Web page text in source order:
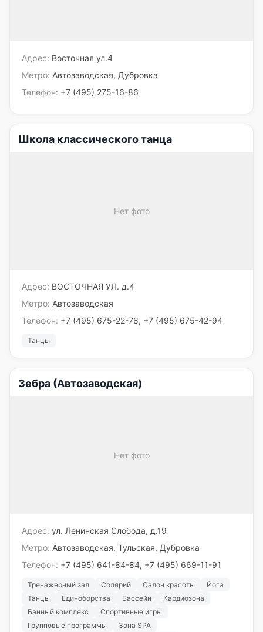
Адрес: Восточная ул.4
Метро: Автозаводская, Дубровка
Телефон: +7 (495) 275-16-86
Школа классического танца
Нет фото
Адрес: ВОСТОЧНАЯ УЛ. д.4
Метро: Автозаводская
Телефон: +7 (495) 675-22-78, +7 (495) 675-42-94
Танцы
Зебра (Автозаводская)
Нет фото
Адрес: ул. Ленинская Слобода, д.19
Метро: Автозаводская, Тульская, Дубровка
Телефон: +7 (495) 641-84-84, +7 (495) 669-11-91
Тренажерный зал Солярий Салон красоты
Йога
Танцы
Единоборства Бассейн
Кардиозона
Банный комплекс
Спортивные игры
Групповые программы
Зона SPA